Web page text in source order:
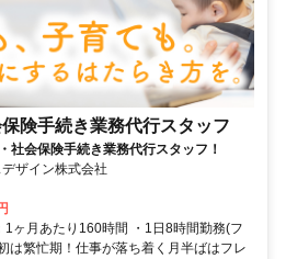
険手続き業務代行スタッフ
社会保険手続き業務代行スタッフ！
ザイン株式会社
ヶ月あたり160時間 ・1日8時間勤務(フ
は繁忙期！仕事が落ち着く月半ばはフレ